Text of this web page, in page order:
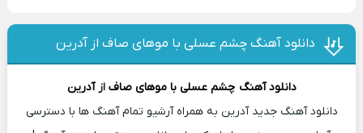
دانلود آهنگ چشم عسلی با موهای صاف از آدرین
دانلود آهنگ چشم عسلی با موهای صاف ازآدرین
دانلود آهنگ جدید آدرین به همراه آرشیو تمام آهنگ ها با دسترسی